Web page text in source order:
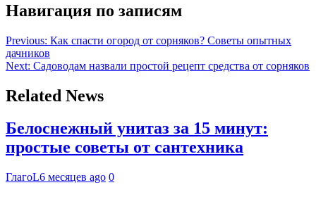
Навигация по записям
Previous: Как спасти огород от сорняков? Советы опытных
дачников
Next: Садоводам назвали простой рецепт средства от сорняков
Related News
Белоснежный унитаз за 15 минут:
простые советы от сантехника
ГлагоL6 месяцев ago 0